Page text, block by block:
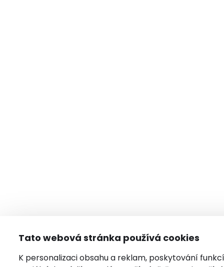
Tato webová stránka používá cookies
K personalizaci obsahu a reklam, poskytování funkcí